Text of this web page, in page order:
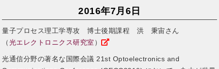
2016年7月6日
量子プロセス理工学専攻 博士後期課程 洪 秉宙さん
（光エレクトロニクス研究室 ）
光通信分野の著名な国際会議 21st Optoelectronics and